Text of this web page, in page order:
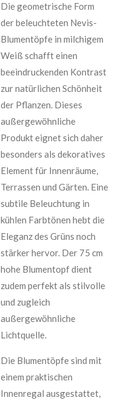
Die geometrische Form
der beleuchteten Nevis-
Blumentöpfe in milchigem
Weiß schafft einen
beeindruckenden Kontrast
zur natürlichen Schönheit
der Pflanzen. Dieses
außergewöhnliche
Produkt eignet sich daher
besonders als dekoratives
Element für Innenräume,
Terrassen und Gärten. Eine
subtile Beleuchtung in
kühlen Farbtönen hebt die
Eleganz des Grüns noch
stärker hervor. Der 75 cm
hohe Blumentopf dient
zudem perfekt als stilvolle
und zugleich
außergewöhnliche
Lichtquelle.
Die Blumentöpfe sind mit
einem praktischen
Innenregal ausgestattet,